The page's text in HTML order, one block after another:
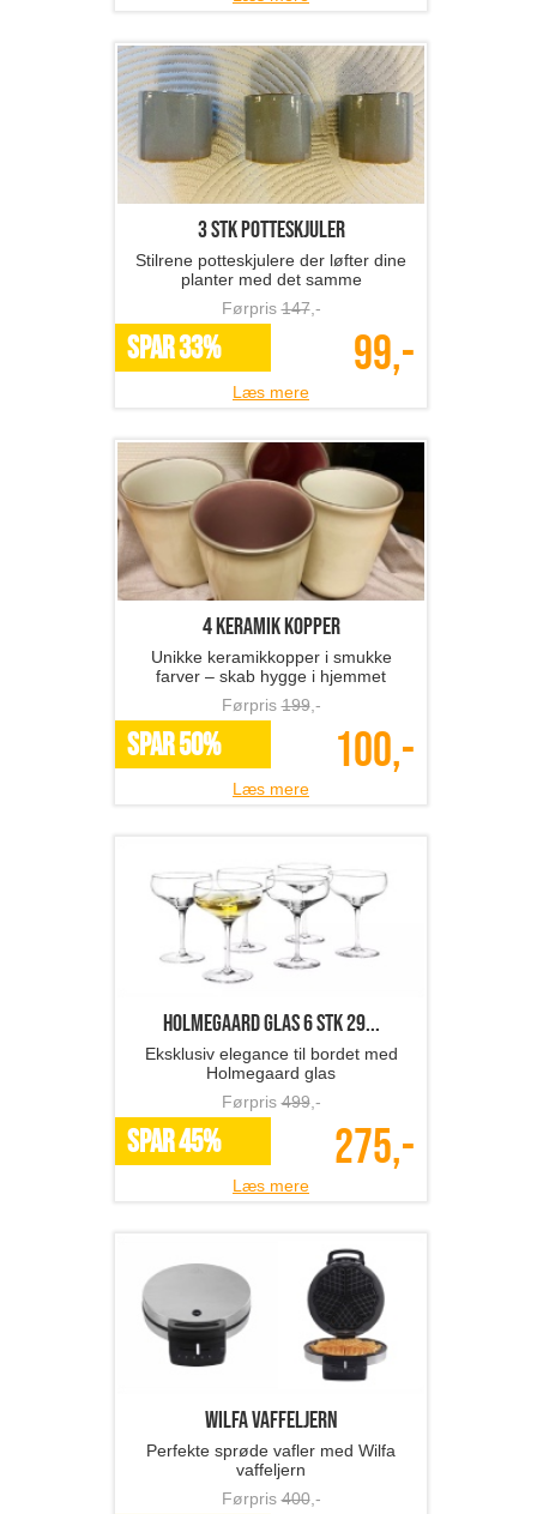
3 stk potteskjuler
Stilrene potteskjulere der løfter dine
planter med det samme
Førpris147,-
SPAR 33% 99,-
Læs mere
4 keramik kopper
Unikke keramikkopper i smukke
farver – skab hygge i hjemmet
Førpris199,-
SPAR 50% 100,-
Læs mere
Holmegaard glas 6 stk 29...
Eksklusiv elegance til bordet med
Holmegaard glas
Førpris499,-
SPAR 45% 275,-
Læs mere
Wilfa vaffeljern
Perfekte sprøde vafler med Wilfa
vaffeljern
Førpris400,-